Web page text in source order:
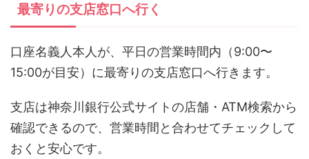
最寄りの支店窓口へ行く
口座名義人本人が、平日の営業時間内（9:00〜
15:00が目安）に最寄りの支店窓口へ行きます。
支店は神奈川銀行公式サイトの店舗・ATM検索から
確認できるので、営業時間と合わせてチェックして
おくと安心です。